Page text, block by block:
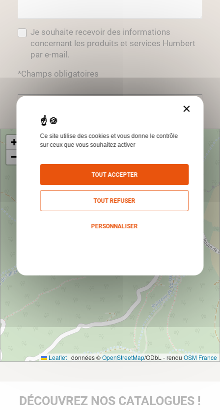
Je souhaite recevoir des informations
concernant les produits et services Humbert
par e-mail.
*Champs obligatoires
+
−
Leaflet | données ©OpenStreetMap/ODbL - rendu OSM France
DÉCOUVREZ NOS CATALOGUES !
×
Ce site utilise des cookies et vous donne le contrôle
sur ceux que vous souhaitez activer
TOUT ACCEPTER
TOUT REFUSER
PERSONNALISER